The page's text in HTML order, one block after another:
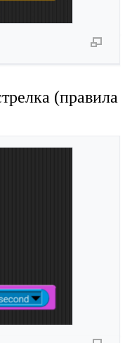
(правила